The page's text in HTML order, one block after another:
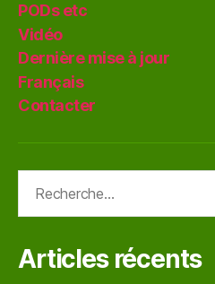
PODs etc
Vidéo
Dernière mise à jour
Français
Contacter
Articles récents